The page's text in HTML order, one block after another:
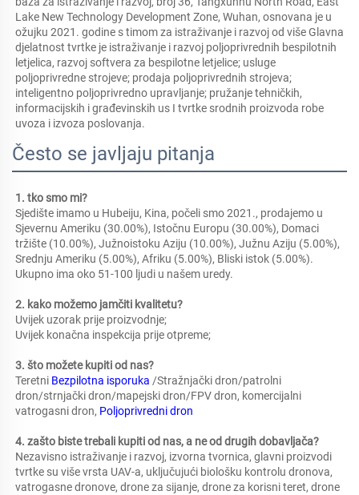
Lake New Technology Development Zone, Wuhan, osnovana je u
ožujku 2021. godine s timom za istraživanje i razvoj od više Glavna
djelatnost tvrtke je istraživanje i razvoj poljoprivrednih bespilotnih
letjelica, razvoj softvera za bespilotne letjelice; usluge
poljoprivredne strojeve; prodaja poljoprivrednih strojeva;
inteligentno poljoprivredno upravljanje; pružanje tehničkih,
informacijskih i građevinskih us I tvrtke srodnih proizvoda robe
uvoza i izvoza poslovanja.
Često se javljaju pitanja
1. tko smo mi?
Sjedište imamo u Hubeiju, Kina, počeli smo 2021., prodajemo u
Sjevernu Ameriku (30.00%), Istočnu Europu (30.00%), Domaci
tržište (10.00%), Južnoistoku Aziju (10.00%), Južnu Aziju (5.00%),
Srednju Ameriku (5.00%), Afriku (5.00%), Bliski istok (5.00%).
Ukupno ima oko 51-100 ljudi u našem uredу.
2. kako možemo jamčiti kvalitetu?
Uvijek uzorak prije proizvodnje;
Uvijek konačna inspekcija prije otpreme;
3. što možete kupiti od nas?
Teretni Bezpilotna isporuka /Stražnjački dron/patrolni
dron/strnjački dron/mapejski dron/FPV dron, komercijalni
vatrogasni dron, Poljoprivredni dron
4. zašto biste trebali kupiti od nas, a ne od drugih dobavljača?
Nezavisno istraživanje i razvoj, izvorna tvornica, glavni proizvodi
tvrtke su više vrsta UAV-a, uključujući biološku kontrolu dronova,
vatrogasne dronove, drone za sijanje, drone za korisni teret, drone